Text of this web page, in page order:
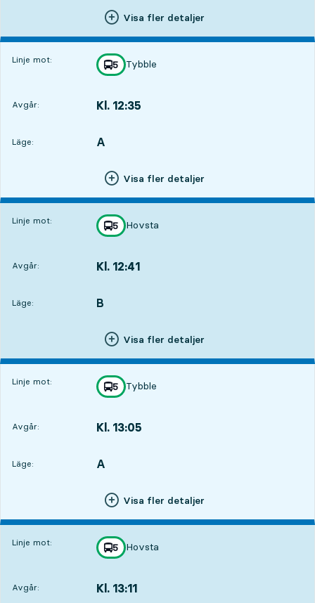
Visa fler detaljer
Linje mot: linje
5
mot
Tybble
,
Avgår: Kl. 12:35
Läge:
LÄGE, A
,
Visa fler detaljer
Linje mot: linje
5
mot
Hovsta
,
Avgår: Kl. 12:41
Läge:
LÄGE, B
,
Visa fler detaljer
Linje mot: linje
5
mot
Tybble
,
Avgår: Kl. 13:05
Läge:
LÄGE, A
,
Visa fler detaljer
Linje mot: linje
5
mot
Hovsta
,
Avgår: Kl. 13:11